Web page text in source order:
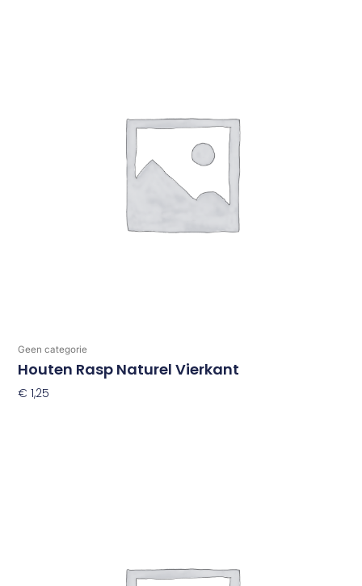
Geen categorie
Houten Rasp Naturel Vierkant
€ 1,25